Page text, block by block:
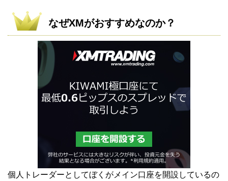
なぜXMがおすすめなのか？
個人トレーダーとしてぼくがメイン口座を開設しているの